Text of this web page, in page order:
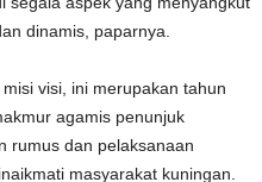
dinamis, paparnya.
visi, ini merupakan tahun
agamis penunjuk
rumus dan pelaksanaan
masyarakat kuningan.